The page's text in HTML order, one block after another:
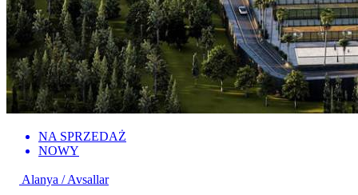
NA SPRZEDAŻ
NOWY
Alanya / Avsallar